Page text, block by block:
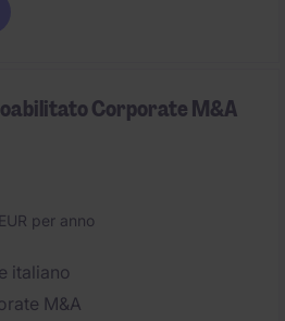
Corporate M&A
per anno
italiano
M&A